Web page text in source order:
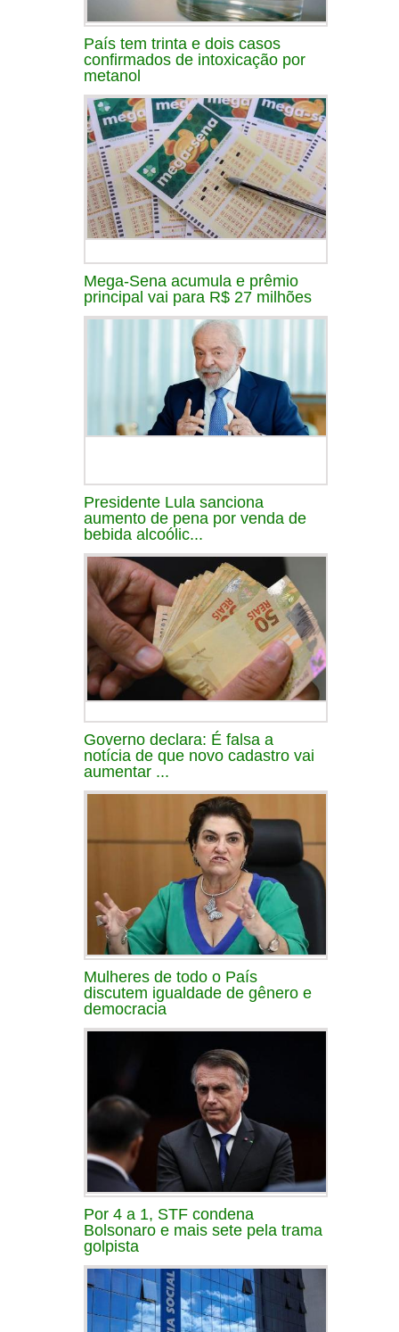
País tem trinta e dois casos
confirmados de intoxicação por
metanol
Mega-Sena acumula e prêmio
principal vai para R$ 27 milhões
Presidente Lula sanciona
aumento de pena por venda de
bebida alcoólic...
Governo declara: É falsa a
notícia de que novo cadastro vai
aumentar ...
Mulheres de todo o País
discutem igualdade de gênero e
democracia
Por 4 a 1, STF condena
Bolsonaro e mais sete pela trama
golpista